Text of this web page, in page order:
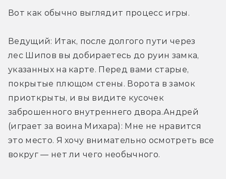
Вот как обычно выглядит процесс игры.
Ведущий: Итак, после долгого пути через
лес Шипов вы добираетесь до руин замка,
указанных на карте. Перед вами старые,
покрытые плющом стены. Ворота в замок
приоткрыты, и вы видите кусочек
заброшенного внутреннего двора.Андрей
(играет за воина Михара): Мне не нравится
это место. Я хочу внимательно осмотреть все
вокруг — нет ли чего необычного.